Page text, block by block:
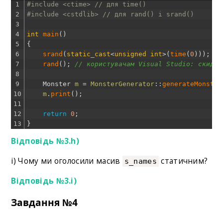
1
2
3
4
5
6
7
8
9
10
11
12
13
#include <ctime> // для time()
#include <cstdlib> // для rand() і srand()
int main ( )
{
srand ( static_cast<unsigned int>(time (0 ) ) ) ;
rand ( ) ; // користувачам Visual Studio:
Monster m = MonsterGenerator ::generateMonster
m . print ( ) ;
return 0 ;
}
Відповідь №3.h)
i) Чому ми оголосили масив
s_names статичним?
Відповідь №3.i)
Завдання №4